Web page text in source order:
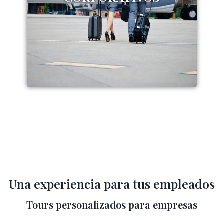
Una experiencia para tus empleados
Tours personalizados para empresas